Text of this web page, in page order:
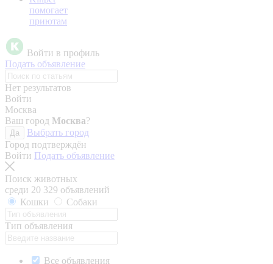
помогает
приютам
Войти в профиль
Подать объявление
Нет результатов
Войти
Москва
Ваш город Москва?
Да
Выбрать город
Город подтверждён
Войти Подать объявление
Поиск животных
среди 20 329 объявлений
Кошки
Собаки
Тип объявления
Все объявления